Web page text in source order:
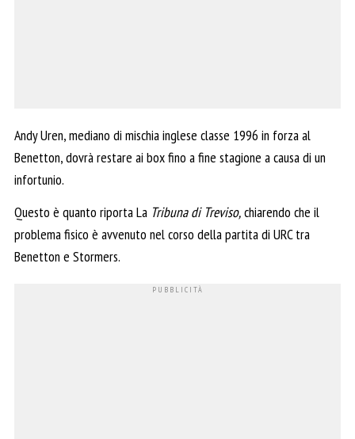
Andy Uren, mediano di mischia inglese classe 1996 in forza al
Benetton, dovrà restare ai box fino a fine stagione a causa di un
infortunio.
Questo è quanto riporta La Tribuna di Treviso,chiarendo che il
problema fisico è avvenuto nel corso della partita di URC tra
Benetton e Stormers.